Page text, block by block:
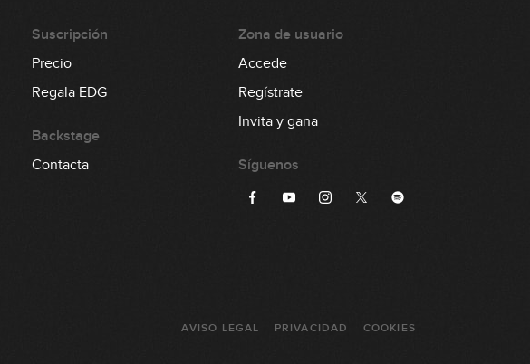
Suscripción
Precio
Regala EDG
Backstage
Contacta
Zona de usuario
Accede
Regístrate
Invita y gana
Síguenos
AVISO LEGAL PRIVACIDAD COOKIES